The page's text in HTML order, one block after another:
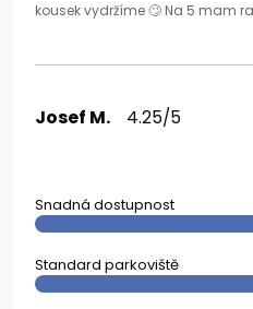
kousek vydržíme 🙄 Na 5 mam
Josef M. 4.25/5
Snadná dostupnost
Standard parkoviště